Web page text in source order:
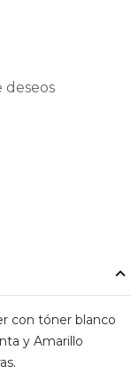
deseos
con tóner blanco
y Amarillo